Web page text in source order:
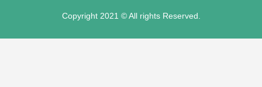
Copyright 2021 © All rights Reserved.